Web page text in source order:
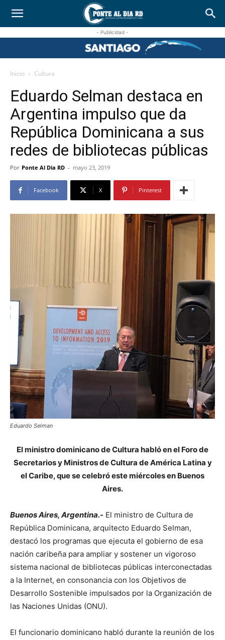
- Publicidad -
Inicio Cultura
Eduardo Selman destaca en
Argentina impulso que da
República Dominicana a sus
redes de bibliotecas públicas
Por Ponte Al Dia RD - mayo 23, 2019
Facebook X Pinterest
Eduardo Selman
El ministro dominicano de Cultura habló en el Foro de
Secretarios y Ministros de Cultura de América Latina y
el Caribe, que se celebró este miércoles en Buenos
Aires.
Buenos Aires, Argentina.- El ministro de Cultura de
República Dominicana, arquitecto Eduardo Selman,
destacó los programas que ejecuta el gobierno de esa
nación caribeña para ampliar y sostener un vigoroso
sistema nacional de bibliotecas públicas interconectadas
a la Internet, en consonancia con los Objetivos de
Desarrollo Sostenible impulsados por la Organización de
las Naciones Unidas (ONU).
El funcionario dominicano habló durante la reunión de los